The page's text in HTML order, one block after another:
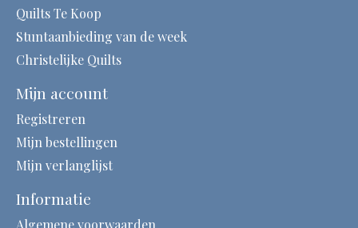
Quilts Te Koop
Stuntaanbieding van de week
Christelijke Quilts
Mijn account
Registreren
Mijn bestellingen
Mijn verlanglijst
Informatie
Algemene voorwaarden